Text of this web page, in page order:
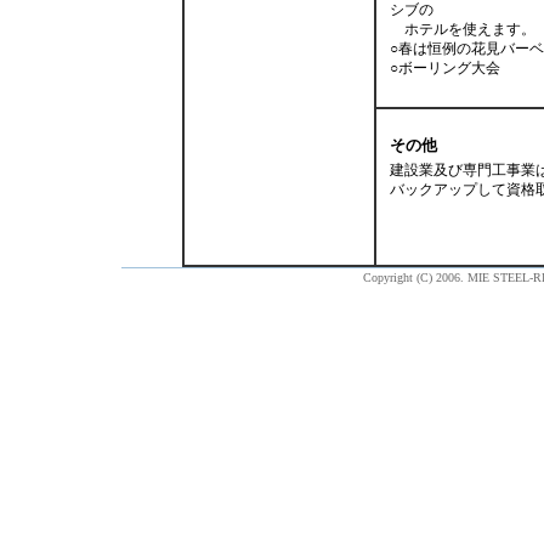
シブの
ホテルを使えます。
○春は恒例の花見バー
○ボーリング大会
その他
建設業及び専門工事業
バックアップして資
Copyright (C) 2006. MIE STEEL-